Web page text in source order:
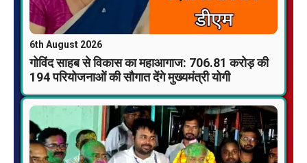
6th August 2026
गोविंद साहब से विकास का महाआगाज: 706.81 करोड़ की
194 परियोजनाओं की सौगात देंगे मुख्यमंत्री योगी